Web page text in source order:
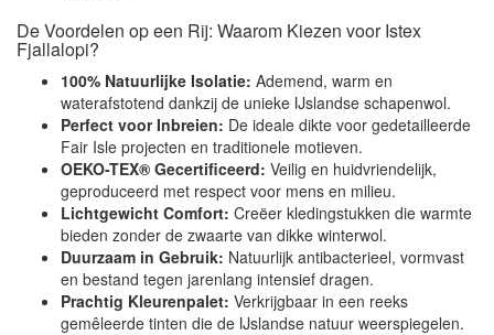
De Voordelen op een Rij: Waarom Kiezen voor Istex
Fjallalopi?
100% Natuurlijke Isolatie: Ademend, warm en
waterafstotend dankzij de unieke IJslandse schapenwol.
Perfect voor Inbreien: De ideale dikte voor gedetailleerde
Fair Isle projecten en traditionele motieven.
OEKO-TEX® Gecertificeerd: Veilig en huidvriendelijk,
geproduceerd met respect voor mens en milieu.
Lichtgewicht Comfort: Creëer kledingstukken die warmte
bieden zonder de zwaarte van dikke winterwol.
Duurzaam in Gebruik: Natuurlijk antibacterieel, vormvast
en bestand tegen jarenlang intensief dragen.
Prachtig Kleurenpalet: Verkrijgbaar in een reeks
gemêleerde tinten die de IJslandse natuur weerspiegelen.